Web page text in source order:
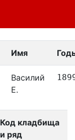
Имя
Василий
Е.
Код кладбища
и ряд